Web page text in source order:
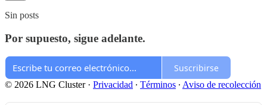
Sin posts
Por supuesto, sigue adelante.
Suscribirse
© 2026 LNG Cluster· Privacidad ∙ Términos ∙ Aviso de recolección